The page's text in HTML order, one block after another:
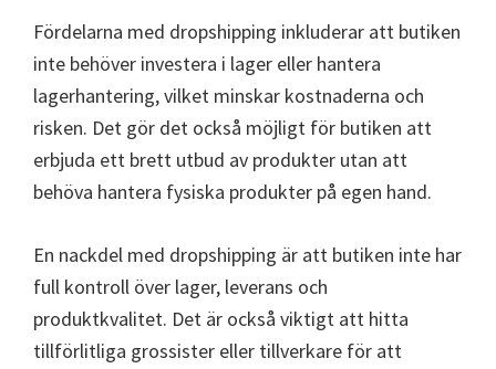
Fördelarna med dropshipping inkluderar att butiken
inte behöver investera i lager eller hantera
lagerhantering, vilket minskar kostnaderna och
risken. Det gör det också möjligt för butiken att
erbjuda ett brett utbud av produkter utan att
behöva hantera fysiska produkter på egen hand.
En nackdel med dropshipping är att butiken inte har
full kontroll över lager, leverans och
produktkvalitet. Det är också viktigt att hitta
tillförlitliga grossister eller tillverkare för att